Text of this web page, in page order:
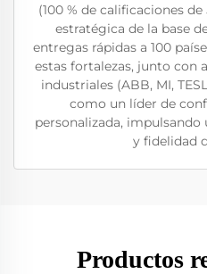
(100 % de calificaciones
estratégica de la base
entregas rápidas a 100
estas fortalezas, junto con
industriales (ABB, MI,
como un líder de
personalizada,
y fidelidad
Productos